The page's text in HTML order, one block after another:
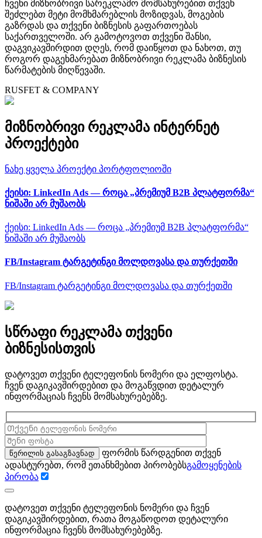
ჩვენი მიზნობრივი სარეკლამო მომსახურებით თქვენ
შეძლებთ მეტი მომხმარებლის მოზიდვას, მოგების
გაზრდას და თქვენი ბიზნესის გაფართოებას
საქართველოში. არ გამოტოვოთ თქვენი შანსი,
დაგვიკავშირდით დღეს, რომ დაიწყოთ და ნახოთ, თუ
როგორ დაგეხმარებათ მიზნობრივი რეკლამა ბიზნესის
წარმატების მიღწევაში.
RUSFET & COMPANY
მიზნობრივი რეკლამა ინტერნეტ
პროექტები
ნახე ყველა პროექტი პორტფოლიოში
ქეისი: LinkedIn Ads — როცა „პრემიუმ B2B პლატფორმა“
ნიშაში არ მუშაობს
ქეისი: LinkedIn Ads — როცა „პრემიუმ B2B პლატფორმა“
ნიშაში არ მუშაობს
FB/Instagram ტარგეტინგი მოლდოვასა და თურქეთში
FB/Instagram ტარგეტინგი მოლდოვასა და თურქეთში
სწრაფი რეკლამა თქვენი
ბიზნესისთვის
დატოვეთ თქვენი ტელეფონის ნომერი და ელფოსტა.
ჩვენ დაგიკავშირდებით და მოგაწვდით დეტალურ
ინფორმაციას ჩვენს მომსახურებებზე.
ფორმის წარდგენით თქვენ
ადასტურებთ, რომ ეთანხმებით პირობებსგამოყენების
პირობა
დატოვეთ თქვენი ტელეფონის ნომერი და ჩვენ
დაგიკავშირდებით, რათა მოგაწოდოთ დეტალური
ინფორმაცია ჩვენს მომსახურებებზე.